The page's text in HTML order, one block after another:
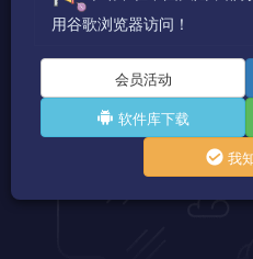
用谷歌浏览器访问！
会员活动
软件库下载
我